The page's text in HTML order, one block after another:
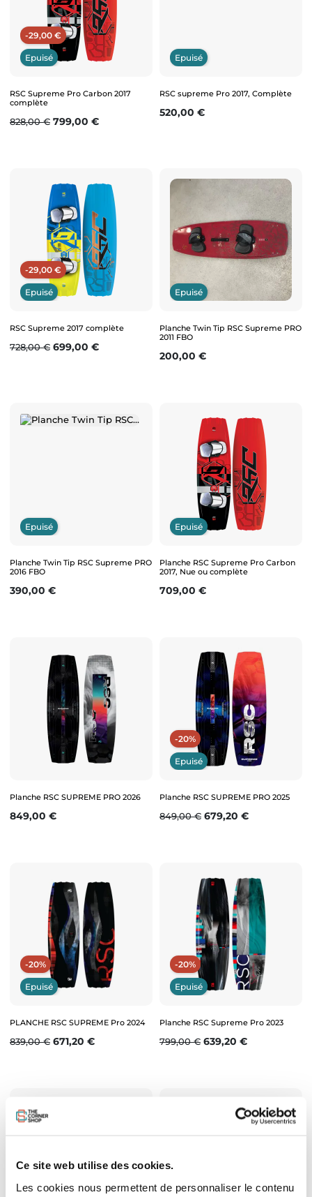
Ce site web utilise des cookies.
Les cookies nous permettent de personnaliser le contenu
-29,00 €
Epuisé
RSC Supreme Pro Carbon 2017
complète
Prix de base
828,00 € Prix
799,00 €
Epuisé
RSC supreme Pro 2017, Complète
Prix
520,00 €
-29,00 €
Epuisé
RSC Supreme 2017 complète
Prix de base
728,00 € Prix
699,00 €
Epuisé
Planche Twin Tip RSC Supreme PRO
2011 FBO
Prix
200,00 €
Epuisé
Planche Twin Tip RSC Supreme PRO
2016 FBO
Prix
390,00 €
Epuisé
Planche RSC Supreme Pro Carbon
2017, Nue ou complète
Prix
709,00 €
Planche RSC SUPREME PRO 2026
Prix
849,00 €
-20%
Epuisé
Planche RSC SUPREME PRO 2025
Prix de base
849,00 € Prix
679,20 €
-20%
Epuisé
PLANCHE RSC SUPREME Pro 2024
Prix de base
839,00 € Prix
671,20 €
-20%
Epuisé
Planche RSC Supreme Pro 2023
Prix de base
799,00 € Prix
639,20 €